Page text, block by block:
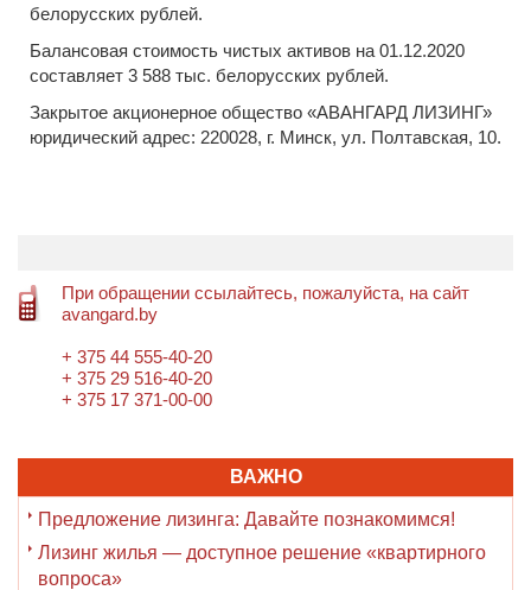
белорусских рублей.
Балансовая стоимость чистых активов на 01.12.2020
составляет 3 588 тыс. белорусских рублей.
Закрытое акционерное общество «АВАНГАРД ЛИЗИНГ»
юридический адрес: 220028, г. Минск, ул. Полтавская, 10.
При обращении ссылайтесь, пожалуйста, на сайт
avangard.by
+ 375 44 555-40-20
+ 375 29 516-40-20
+ 375 17 371-00-00
ВАЖНО
Предложение лизинга: Давайте познакомимся!
Лизинг жилья — доступное решение «квартирного
вопроса»